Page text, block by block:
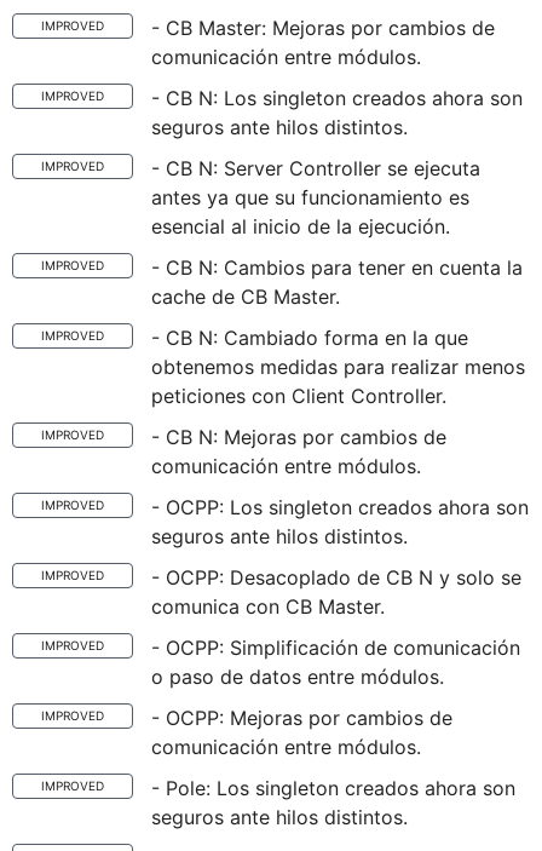
IMPROVED
- CB Master: Mejoras por cambios de
comunicación entre módulos.
IMPROVED
- CB N: Los singleton creados ahora son
seguros ante hilos distintos.
IMPROVED
- CB N: Server Controller se ejecuta
antes ya que su funcionamiento es
esencial al inicio de la ejecución.
IMPROVED
- CB N: Cambios para tener en cuenta la
cache de CB Master.
IMPROVED
- CB N: Cambiado forma en la que
obtenemos medidas para realizar menos
peticiones con Client Controller.
IMPROVED
- CB N: Mejoras por cambios de
comunicación entre módulos.
IMPROVED
- OCPP: Los singleton creados ahora son
seguros ante hilos distintos.
IMPROVED
- OCPP: Desacoplado de CB N y solo se
comunica con CB Master.
IMPROVED
- OCPP: Simplificación de comunicación
o paso de datos entre módulos.
IMPROVED
- OCPP: Mejoras por cambios de
comunicación entre módulos.
IMPROVED
- Pole: Los singleton creados ahora son
seguros ante hilos distintos.